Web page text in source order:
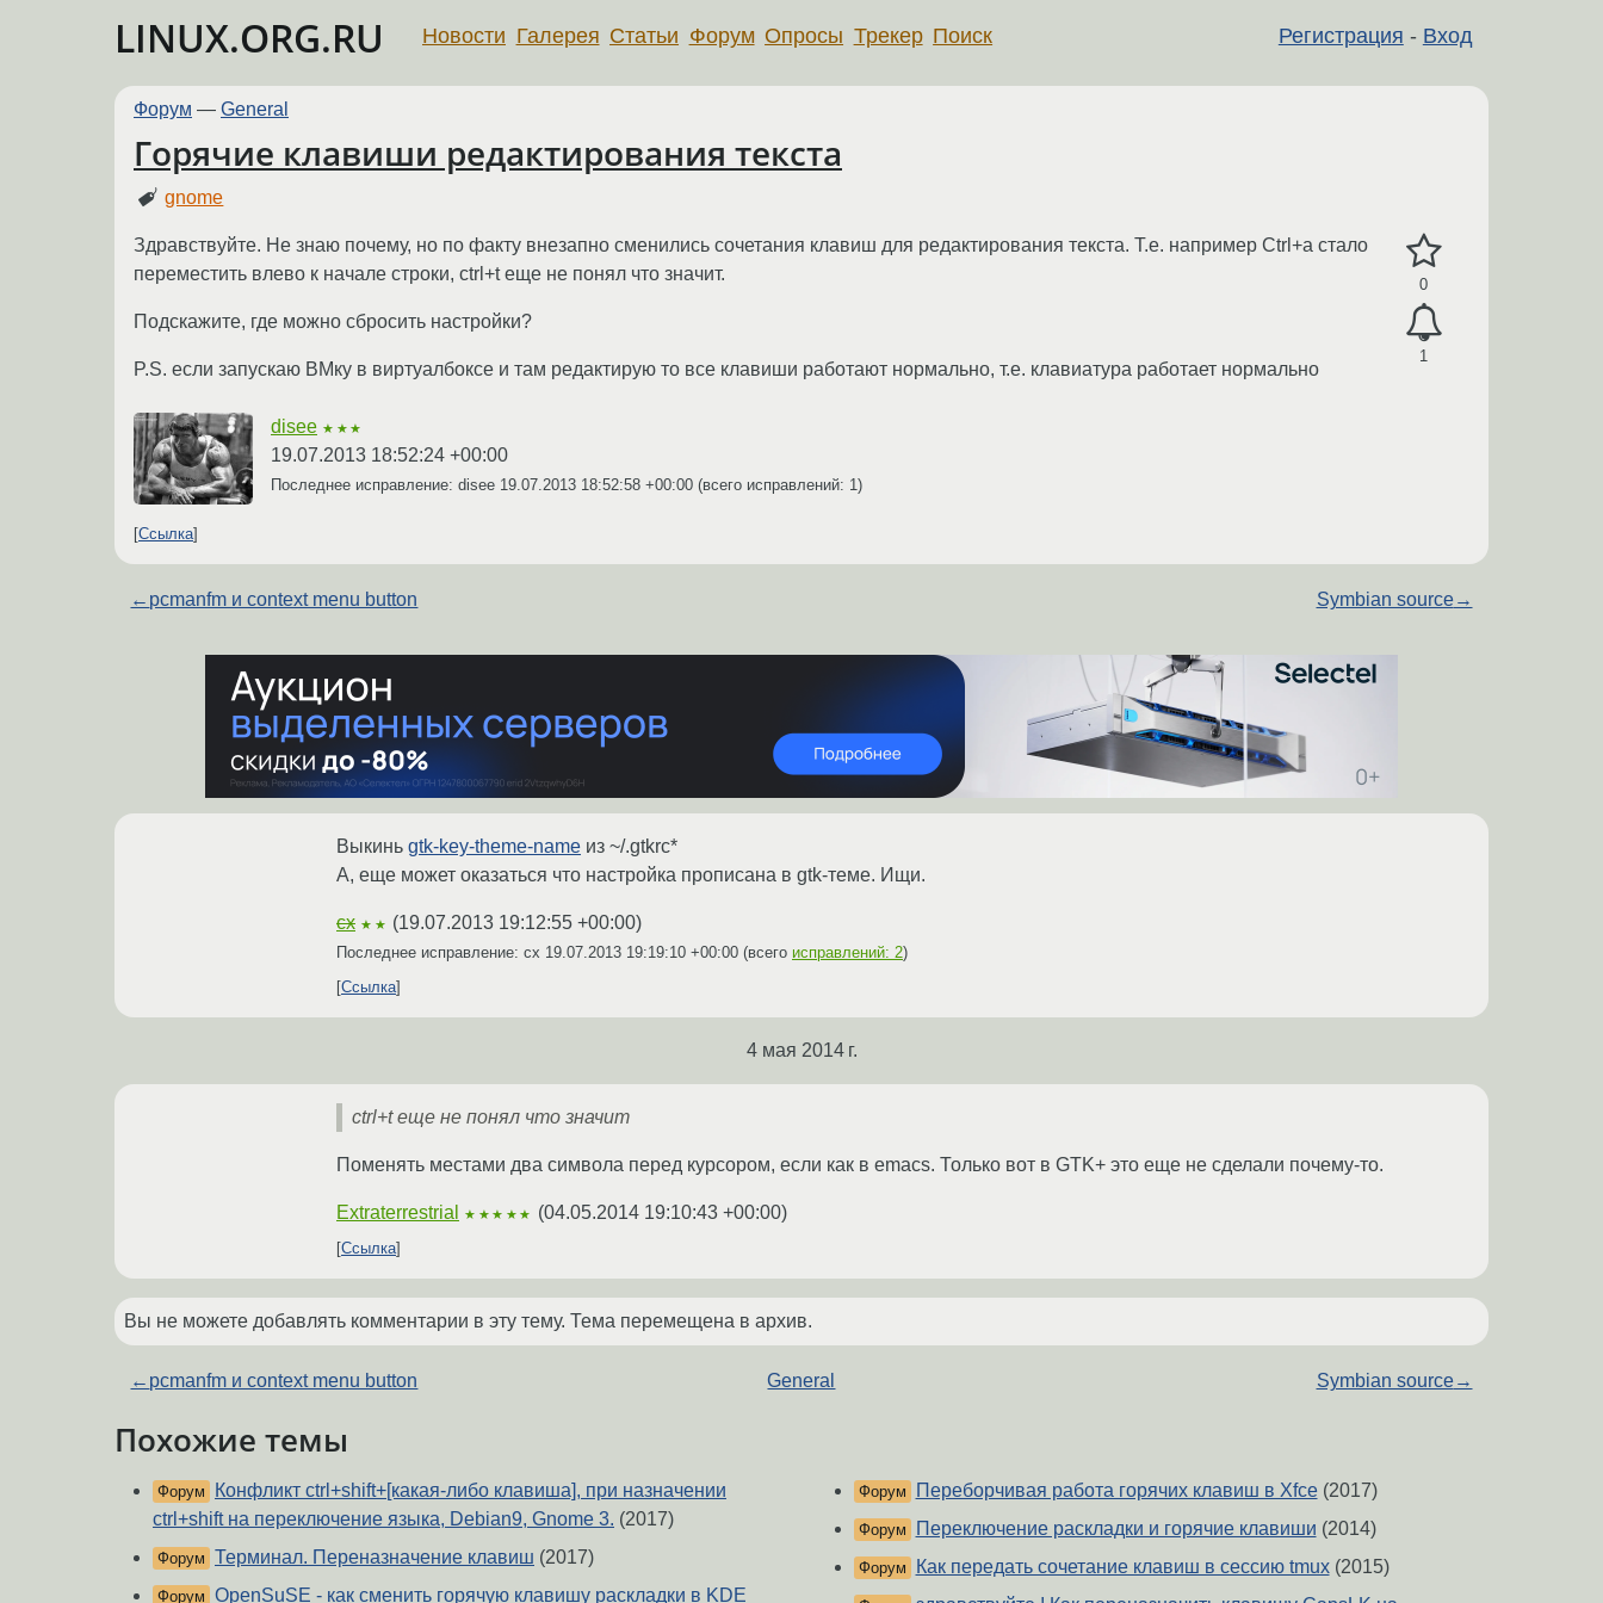
LINUX.ORG.RU Регистрация - Вход
Новости Галерея Статьи Форум Опросы Трекер Поиск
Форум — General
Горячие клавиши редактирования текста
gnome
0
1
Здравствуйте. Не знаю почему, но по факту внезапно сменились сочетания клавиш для редактирования текста. Т.е. например Ctrl+a стало
переместить влево к начале строки, ctrl+t еще не понял что значит.
Подскажите, где можно сбросить настройки?
P.S. если запускаю ВМку в виртуалбоксе и там редактирую то все клавиши работают нормально, т.е. клавиатура работает нормально
disee ★★★
19.07.2013 18:52:24 +00:00
Последнее исправление: disee 19.07.2013 18:52:58 +00:00 (всего исправлений: 1)
Ссылка
← pcmanfm и context menu button Symbian source→
Выкинь gtk-key-theme-name из ~/.gtkrc*
А, еще может оказаться что настройка прописана в gtk-теме. Ищи.
cx ★★ (19.07.2013 19:12:55 +00:00)
Последнее исправление: cx 19.07.2013 19:19:10 +00:00 (всего исправлений: 2)
Ссылка
4 мая 2014 г.
ctrl+t еще не понял что значит
Поменять местами два символа перед курсором, если как в emacs. Только вот в GTK+ это еще не сделали почему-то.
Extraterrestrial ★★★★★ (04.05.2014 19:10:43 +00:00)
Ссылка
Вы не можете добавлять комментарии в эту тему. Тема перемещена в архив.
← pcmanfm и context menu button General Symbian source→
Похожие темы
Форум
Конфликт ctrl+shift+[какая-либо клавиша], при назначении
ctrl+shift на переключение языка, Debian9, Gnome 3. (2017)
Форум Терминал. Переназначение клавиш (2017)
Форум OpenSuSE - как сменить горячую клавишу раскладки в KDE
Форум Переборчивая работа горячих клавиш в Xfce(2017)
Форум Переключение раскладки и горячие клавиши (2014)
Форум Как передать сочетание клавиш в сессию tmux(2015)